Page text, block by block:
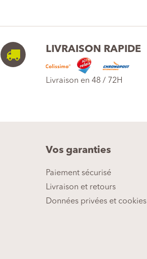
LIVRAISON RAPIDE
Livraison en 48 / 72H
Vos garanties
Paiement sécurisé
Livraison et retours
Données privées et cookies